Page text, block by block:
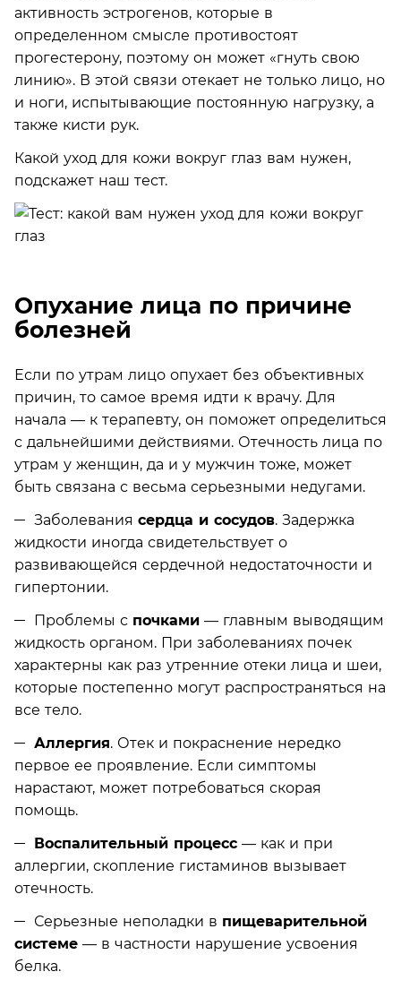
активность эстрогенов, которые в
определенном смысле противостоят
прогестерону, поэтому он может «гнуть свою
линию». В этой связи отекает не только лицо, но
и ноги, испытывающие постоянную нагрузку, а
также кисти рук.
Какой уход для кожи вокруг глаз вам нужен,
подскажет наш тест.
Опухание лица по причине
болезней
Если по утрам лицо опухает без объективных
причин, то самое время идти к врачу. Для
начала — к терапевту, он поможет определиться
с дальнейшими действиями. Отечность лица по
утрам у женщин, да и у мужчин тоже, может
быть связана с весьма серьезными недугами.
Заболевания сердца и сосудов. Задержка
жидкости иногда свидетельствует о
развивающейся сердечной недостаточности и
гипертонии.
Проблемы с почками — главным выводящим
жидкость органом. При заболеваниях почек
характерны как раз утренние отеки лица и шеи,
которые постепенно могут распространяться на
все тело.
Аллергия. Отек и покраснение нередко
первое ее проявление. Если симптомы
нарастают, может потребоваться скорая
помощь.
Воспалительный процесс — как и при
аллергии, скопление гистаминов вызывает
отечность.
Серьезные неполадки в пищеварительной
системе — в частности нарушение усвоения
белка.